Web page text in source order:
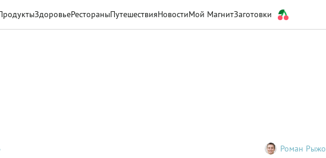
ЗдоровьеРестораныПутешествияНовостиМой МагнитЗаготовки
Роман